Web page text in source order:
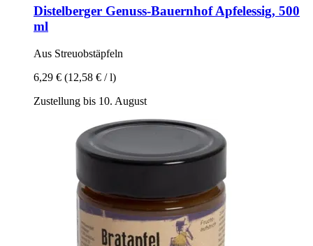
Distelberger Genuss-BauernhofApfelessig, 500
ml
Aus Streuobstäpfeln
6,29 € (12,58 € / l)
Zustellung bis 10. August